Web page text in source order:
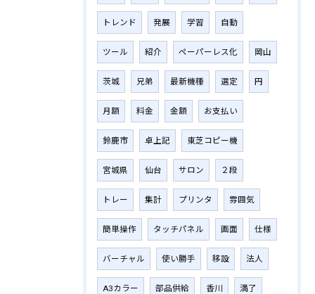
トレンド 発展 学習 自動
ツール 紹介 ペーパーレス化 岡山
茨城 兄弟 最新機種 選定 円
月額 料金 金額 お支払い
鈴鹿市 卓上記 東芝コピー機
宮城県 仙台 サロン ２段
トレー 集計 プリンタ 雰囲気
簡単操作 タッチパネル 画面 仕様
バーチャル 使い勝手 移設 法人
A3カラー 部品供給 香川 満了